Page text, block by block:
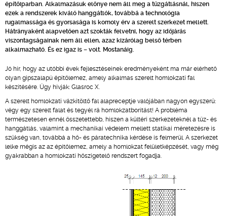
építőiparban. Alkalmazásuk előnye nem áll meg a tűzgátlásnál, hiszen
ezek a rendszerek kiváló hanggátlók, továbbá a technológia
rugalmassága és gyorsasága is komoly érv a szerelt szerkezet mellett.
Hátrányaként alapvetően azt szokták felvetni, hogy az időjárás
viszontagságainak nem áll ellen, azaz kizárólag belső térben
alkalmazható. És ez igaz is – volt. Mostanáig.
Jó hír, hogy az utóbbi évek fejlesztéseinek eredményeként ma már elérhető
olyan gipszalapú építőlemez, amely alkalmas szerelt homlokzati fal
készítésére. Úgy hívják: Glasroc X.
A szerelt homlokzati vázkitöltő fal alapreceptje valójában nagyon egyszerű:
végy egy szerelt falat és tegyél rá homlokzatborítást! A probléma
természetesen ennél összetettebb, hiszen a kültéri szerkezeteknél a tűz- és
hanggátlás, valamint a mechanikai védelem mellett statikai méretezésre is
szükség van, továbbá a hő- és páratechnika kérdése is felmerül. A szerkezet
lelke mégis az az építőlemez, amely a homlokzat felületképzését, vagy még
gyakrabban a homlokzati hőszigetelő rendszert fogadja.